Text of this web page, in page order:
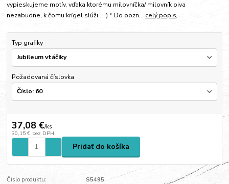
vypieskujeme motív, vďaka ktorému milovníčka/ milovník piva
nezabudne, k čomu krígel slúži... :) * Do pozn... celý popis
Typ grafiky
Požadovaná číslovka
37,08 €/ks
30,15 € bez DPH
Pridať do košíka
Číslo produktu: S5495